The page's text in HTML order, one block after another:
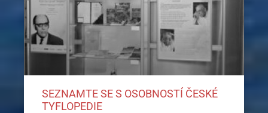
SEZNAMTE SE S OSOBNOSTÍ ČESKÉ
TYFLOPEDIE